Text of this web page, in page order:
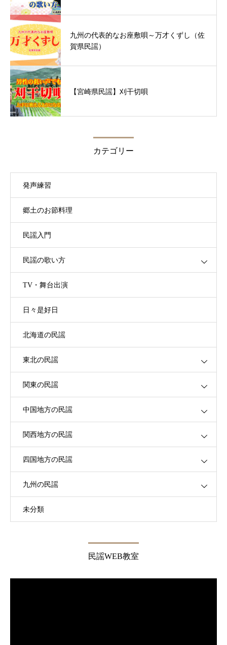
九州の代表的なお座敷唄～万才くずし（佐
賀県民謡）
【宮崎県民謡】刈干切唄
カテゴリー
発声練習
郷土のお節料理
民謡入門
民謡の歌い方
TV・舞台出演
日々是好日
北海道の民謡
東北の民謡
関東の民謡
中国地方の民謡
関西地方の民謡
四国地方の民謡
九州の民謡
未分類
民謡WEB教室